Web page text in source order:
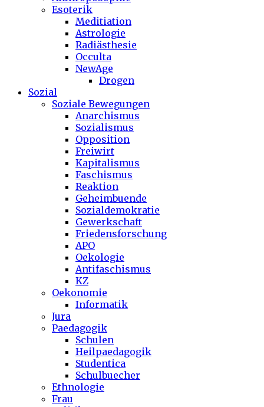
Esoterik
Meditiation
Astrologie
Radiästhesie
Occulta
NewAge
Drogen
Sozial
Soziale Bewegungen
Anarchismus
Sozialismus
Opposition
Freiwirt
Kapitalismus
Faschismus
Reaktion
Geheimbuende
Sozialdemokratie
Gewerkschaft
Friedensforschung
APO
Oekologie
Antifaschismus
KZ
Oekonomie
Informatik
Jura
Paedagogik
Schulen
Heilpaedagogik
Studentica
Schulbuecher
Ethnologie
Frau